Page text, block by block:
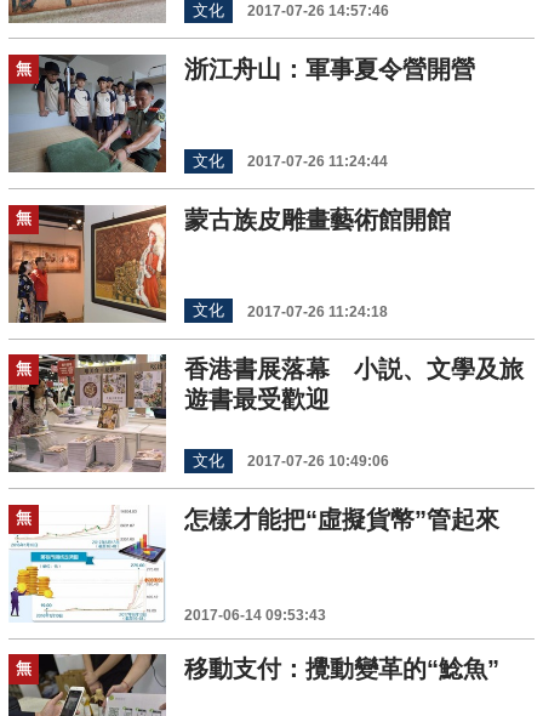
文化 2017-07-26 14:57:46
無 浙江舟山：軍事夏令營開營
文化 2017-07-26 11:24:44
無 蒙古族皮雕畫藝術館開館
文化 2017-07-26 11:24:18
無
香港書展落幕 小説、文學及旅
遊書最受歡迎
文化 2017-07-26 10:49:06
無 怎樣才能把“虛擬貨幣”管起來
2017-06-14 09:53:43
無 移動支付：攪動變革的“鯰魚”